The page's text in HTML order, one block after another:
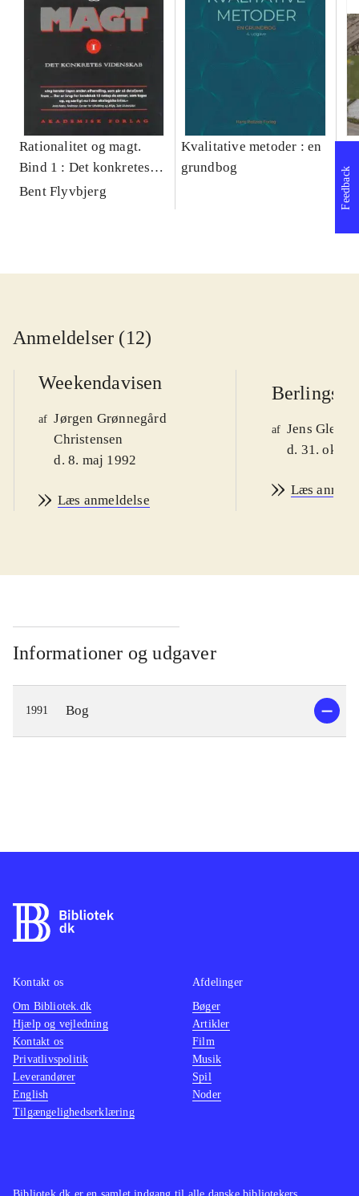
Rationalitet og magt.
Bind 1 : Det konkretes
videnskab
Bent Flyvbjerg
Kvalitative metoder : en
grundbog
Anmeldelser (12)
Weekendavisen
af Jørgen Grønnegård
Christensen
d. 8. maj 1992
Læs anmeldelse
af Jens
d. 31. okt.
Læs
Informationer og udgaver
1991 Bog
Feedback
Kontakt os
Om Bibliotek.dk
Hjælp og vejledning
Kontakt os
Privatlivspolitik
Leverandører
English
Tilgængelighedserklæring
Afdelinger
Bøger
Artikler
Film
Musik
Spil
Noder